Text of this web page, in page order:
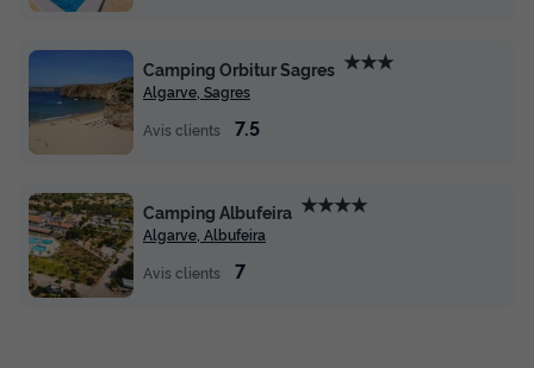
Voir les disponibilités
Camping Orbitur Sagres ★★★
Algarve, Sagres
Avis clients
7.5
Camping Albufeira ★★★★
Algarve, Albufeira
Avis clients
7